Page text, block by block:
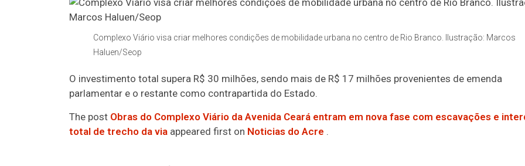
Complexo Viário visa criar melhores condições de mobilidade urbana no centro de Rio Branco. Ilustração: Marcos
Haluen/Seop
O investimento total supera R$ 30 milhões, sendo mais de R$ 17 milhões provenientes de emenda
parlamentar e o restante como contrapartida do Estado.
The post Obras do Complexo Viário da Avenida Ceará entram em nova fase com escavações e
total de trecho da viaappeared first on Noticias do Acre .